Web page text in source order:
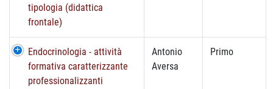
tipologia (didattica
frontale)
Endocrinologia - attività
formativa caratterizzante
professionalizzanti
Antonio
Aversa
Primo